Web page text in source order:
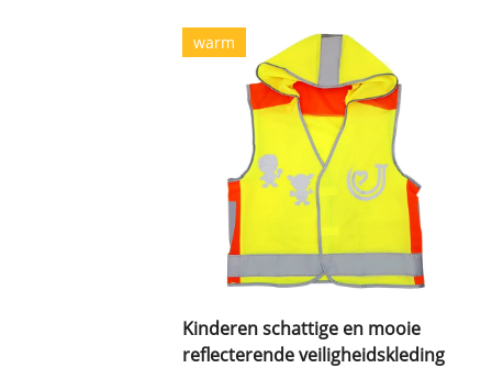
warm
Kinderen schattige en mooie
reflecterende veiligheidskleding